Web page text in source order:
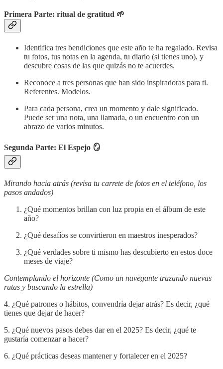
Primera Parte: ritual de gratitud 🌱
Identifica tres bendiciones que este año te ha regalado. Revisa
tu fotos, tus notas en la agenda, tu diario (si tienes uno), y
descubre cosas de las que quizás no te acuerdes.
Reconoce a tres personas que han sido inspiradoras para ti.
Referentes. Modelos.
Para cada persona, crea un momento y dale significado.
Puede ser una nota, una llamada, o un encuentro con un
abrazo de varios minutos.
Segunda Parte: El Espejo 🪞
Mirando hacia atrás (revisa tu carrete de fotos en el teléfono, los
pasos andados)
¿Qué momentos brillan con luz propia en el álbum de este
año?
¿Qué desafíos se convirtieron en maestros inesperados?
¿Qué verdades sobre ti mismo has descubierto en estos doce
meses de viaje?
Contemplando el horizonte (Como un navegante trazando nuevas
rutas y buscando la estrella)
4. ¿Qué patrones o hábitos, convendría dejar atrás? Es decir, ¿qué
tienes que dejar de hacer?
5. ¿Qué nuevos pasos debes dar en el 2025? Es decir, ¿qué te
gustaría comenzar a hacer?
6. ¿Qué prácticas deseas mantener y fortalecer en el 2025?